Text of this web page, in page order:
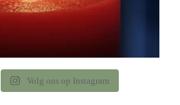
Volg ons op Instagram